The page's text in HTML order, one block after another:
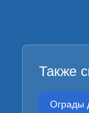
Также
Ограды